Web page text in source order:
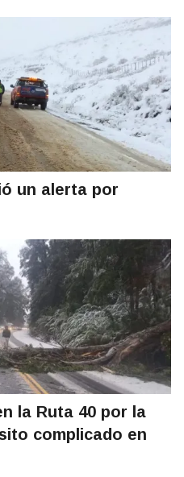
un alerta por
la Ruta 40 por la
complicado en